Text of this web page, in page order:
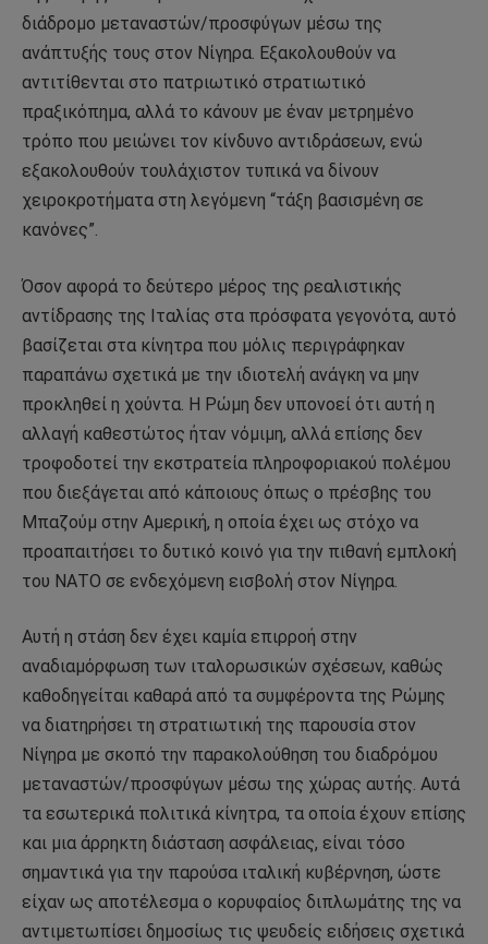
διάδρομο μεταναστών/προσφύγων μέσω της
ανάπτυξής τους στον Νίγηρα. Εξακολουθούν να
αντιτίθενται στο πατριωτικό στρατιωτικό
πραξικόπημα, αλλά το κάνουν με έναν μετρημένο
τρόπο που μειώνει τον κίνδυνο αντιδράσεων, ενώ
εξακολουθούν τουλάχιστον τυπικά να δίνουν
χειροκροτήματα στη λεγόμενη “τάξη βασισμένη σε
κανόνες”.
Όσον αφορά το δεύτερο μέρος της ρεαλιστικής
αντίδρασης της Ιταλίας στα πρόσφατα γεγονότα, αυτό
βασίζεται στα κίνητρα που μόλις περιγράφηκαν
παραπάνω σχετικά με την ιδιοτελή ανάγκη να μην
προκληθεί η χούντα. Η Ρώμη δεν υπονοεί ότι αυτή η
αλλαγή καθεστώτος ήταν νόμιμη, αλλά επίσης δεν
τροφοδοτεί την εκστρατεία πληροφοριακού πολέμου
που διεξάγεται από κάποιους όπως ο πρέσβης του
Μπαζούμ στην Αμερική, η οποία έχει ως στόχο να
προαπαιτήσει το δυτικό κοινό για την πιθανή εμπλοκή
του ΝΑΤΟ σε ενδεχόμενη εισβολή στον Νίγηρα.
Αυτή η στάση δεν έχει καμία επιρροή στην
αναδιαμόρφωση των ιταλορωσικών σχέσεων, καθώς
καθοδηγείται καθαρά από τα συμφέροντα της Ρώμης
να διατηρήσει τη στρατιωτική της παρουσία στον
Νίγηρα με σκοπό την παρακολούθηση του διαδρόμου
μεταναστών/προσφύγων μέσω της χώρας αυτής. Αυτά
τα εσωτερικά πολιτικά κίνητρα, τα οποία έχουν επίσης
και μια άρρηκτη διάσταση ασφάλειας, είναι τόσο
σημαντικά για την παρούσα ιταλική κυβέρνηση, ώστε
είχαν ως αποτέλεσμα ο κορυφαίος διπλωμάτης της να
αντιμετωπίσει δημοσίως τις ψευδείς ειδήσεις σχετικά